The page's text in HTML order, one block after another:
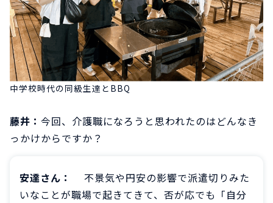
中学校時代の同級生達とBBQ
藤井： 今回、介護職になろうと思われたのはどんなき
っかけからですか？
安達さん：
不景気や円安の影響で派遣切りみた
いなことが職場で起きてきて、否が応でも「自分